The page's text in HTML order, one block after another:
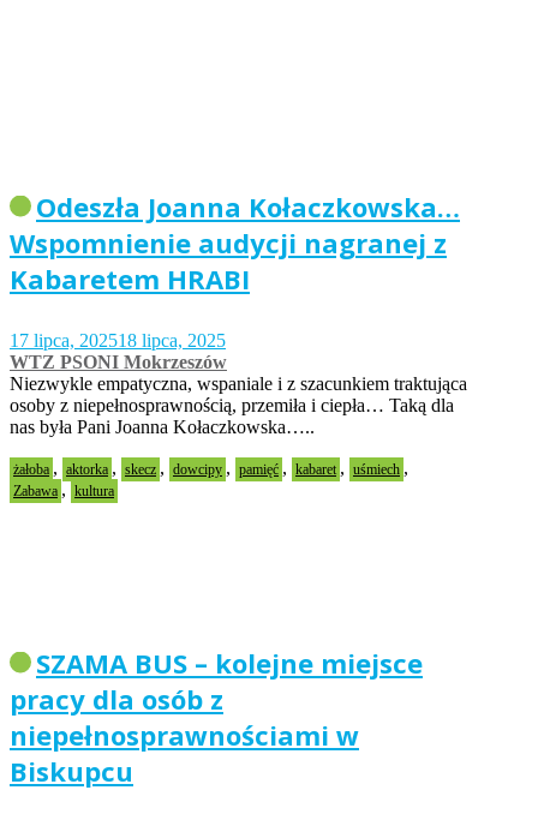
Odeszła Joanna Kołaczkowska…
Wspomnienie audycji nagranej z
Kabaretem HRABI
17 lipca, 202518 lipca, 2025
WTZ PSONI Mokrzeszów
Niezwykle empatyczna, wspaniale i z szacunkiem traktująca
osoby z niepełnosprawnością, przemiła i ciepła… Taką dla
nas była Pani Joanna Kołaczkowska…..
żałoba , aktorka , skecz , dowcipy , pamięć , kabaret , uśmiech ,
Zabawa , kultura
SZAMA BUS – kolejne miejsce
pracy dla osób z
niepełnosprawnościami w
Biskupcu